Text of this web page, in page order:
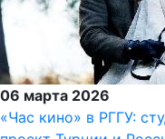
06 марта 2026
«Час кино» в РГГУ: